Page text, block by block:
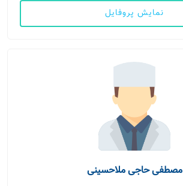
نمایش پروفایل
مصطفی حاجی ملاحسینی